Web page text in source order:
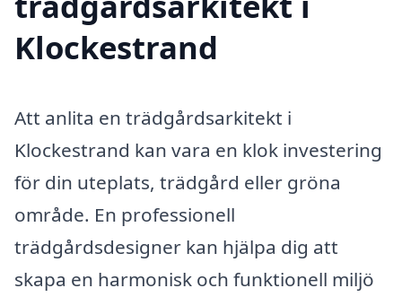
Klockestrand
Att anlita en trädgårdsarkitekt i
Klockestrand kan vara en klok investering
för din uteplats, trädgård eller gröna
område. En professionell
trädgårdsdesigner kan hjälpa dig att
skapa en harmonisk och funktionell miljö